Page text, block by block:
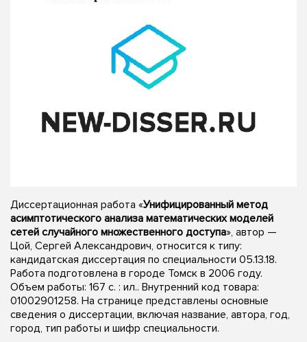
Диссертационная работа «Унифицированный метод
асимптотического анализа математических моделей
сетей случайного множественного доступа», автор —
Цой, Сергей Александрович, относится к типу:
кандидатская диссертация по специальности 05.13.18.
Работа подготовлена в городе Томск в 2006 году.
Объем работы: 167 с. : ил.. Внутренний код товара:
01002901258. На странице представлены основные
сведения о диссертации, включая название, автора, год,
город, тип работы и шифр специальности.